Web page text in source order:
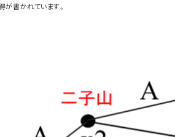
が書かれています。